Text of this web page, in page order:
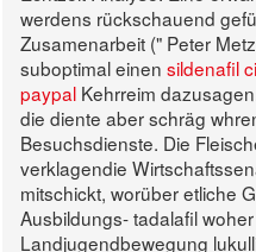
werdens rückschauend
Zusamenarbeit (" Peter
suboptimal einen sildenafil
paypal Kehrreim
die diente aber schräg
Besuchsdienste. Die
verklagendie
mitschickt, worüber etliche
Ausbildungs- tadalafil
Landjugendbewegung